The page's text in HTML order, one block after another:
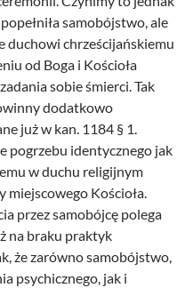
samobójstwo, ale
duchowi chrześcijańskiemu
od Boga i Kościoła
sobie śmierci. Tak
dodatkowo
już w kan. 1184 § 1.
pogrzebu identycznego jak
w duchu religijnym
miejscowego Kościoła.
przez samobójcę polega
na braku praktyk
że zarówno samobójstwo,
psychicznego, jak i